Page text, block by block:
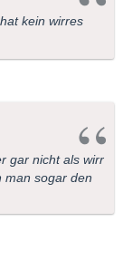
kein wirres
gar nicht als wirr
man sogar den